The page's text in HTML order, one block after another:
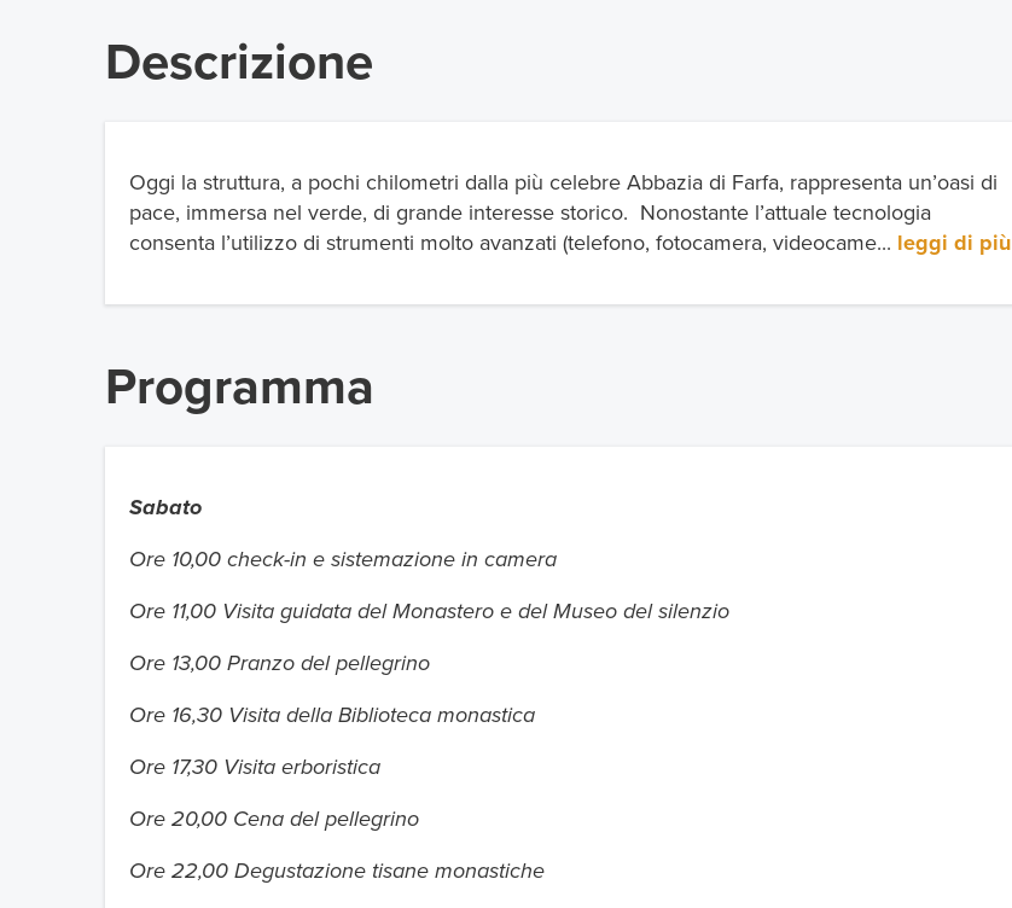
Descrizione
Oggi la struttura, a pochi chilometri dalla più celebre Abbazia di Farfa, rappresenta un’oasi di
pace, immersa nel verde, di grande interesse storico. Nonostante l’attuale tecnologia
consenta l’utilizzo di strumenti molto avanzati (telefono, fotocamera, videocame... leggi di più
Programma
Sabato
Ore 10,00 check-in e sistemazione in camera
Ore 11,00 Visita guidata del Monastero e del Museo del silenzio
Ore 13,00 Pranzo del pellegrino
Ore 16,30 Visita della Biblioteca monastica
Ore 17,30 Visita erboristica
Ore 20,00 Cena del pellegrino
Ore 22,00 Degustazione tisane monastiche